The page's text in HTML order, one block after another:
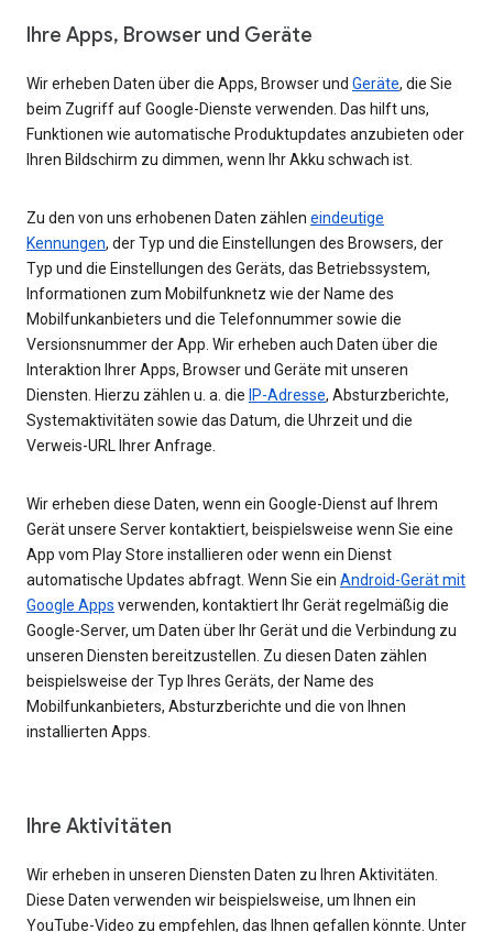
Ihre Apps, Browser und Geräte
Wir erheben Daten über die Apps, Browser und Geräte, die Sie
beim Zugriff auf Google-Dienste verwenden. Das hilft uns,
Funktionen wie automatische Produktupdates anzubieten oder
Ihren Bildschirm zu dimmen, wenn Ihr Akku schwach ist.
Zu den von uns erhobenen Daten zählen eindeutige
Kennungen, der Typ und die Einstellungen des Browsers, der
Typ und die Einstellungen des Geräts, das Betriebssystem,
Informationen zum Mobilfunknetz wie der Name des
Mobilfunkanbieters und die Telefonnummer sowie die
Versionsnummer der App. Wir erheben auch Daten über die
Interaktion Ihrer Apps, Browser und Geräte mit unseren
Diensten. Hierzu zählen u. a. die IP-Adresse, Absturzberichte,
Systemaktivitäten sowie das Datum, die Uhrzeit und die
Verweis-URL Ihrer Anfrage.
Wir erheben diese Daten, wenn ein Google-Dienst auf Ihrem
Gerät unsere Server kontaktiert, beispielsweise wenn Sie eine
App vom Play Store installieren oder wenn ein Dienst
automatische Updates abfragt. Wenn Sie ein Android-Gerät mit
Google Apps verwenden, kontaktiert Ihr Gerät regelmäßig die
Google-Server, um Daten über Ihr Gerät und die Verbindung zu
unseren Diensten bereitzustellen. Zu diesen Daten zählen
beispielsweise der Typ Ihres Geräts, der Name des
Mobilfunkanbieters, Absturzberichte und die von Ihnen
installierten Apps.
Ihre Aktivitäten
Wir erheben in unseren Diensten Daten zu Ihren Aktivitäten.
Diese Daten verwenden wir beispielsweise, um Ihnen ein
YouTube-Video zu empfehlen, das Ihnen gefallen könnte. Unter